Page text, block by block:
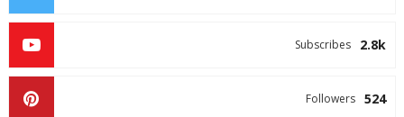
2.8k
Subscribes
524
Followers